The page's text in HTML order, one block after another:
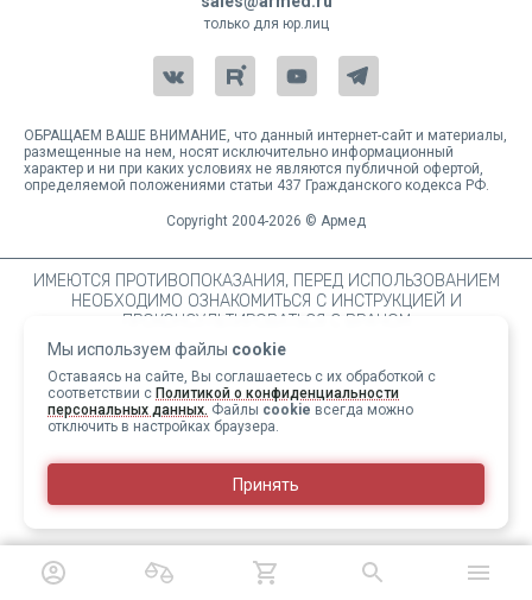
Мы используем файлы cookie
Оставаясь на сайте, Вы соглашаетесь с их обработкой с
соответствии с Политикой о конфиденциальности
персональных данных. Файлы cookie всегда можно
отключить в настройках браузера.
Принять
только для юр.лиц
ОБРАЩАЕМ ВАШЕ ВНИМАНИЕ, что данный интернет-сайт и материалы,
размещенные на нем, носят исключительно информационный
характер и ни при каких условиях не являются публичной офертой,
определяемой положениями статьи 437 Гражданского кодекса РФ.
Copyright 2004-2026 © Армед
ИМЕЮТСЯ ПРОТИВОПОКАЗАНИЯ, ПЕРЕД ИСПОЛЬЗОВАНИЕМ
НЕОБХОДИМО ОЗНАКОМИТЬСЯ С ИНСТРУКЦИЕЙ И
ПРОКОНСУЛЬТИРОВАТЬСЯ С ВРАЧОМ